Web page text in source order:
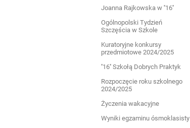
Joanna Rajkowska w ''16''
Ogólnopolski Tydzień
Szczęścia w Szkole
Kuratoryjne konkursy
przedmiotowe 2024/2025
''16'' Szkołą Dobrych Praktyk
Rozpoczęcie roku szkolnego
2024/2025
Życzenia wakacyjne
Wyniki egzaminu ósmoklasisty